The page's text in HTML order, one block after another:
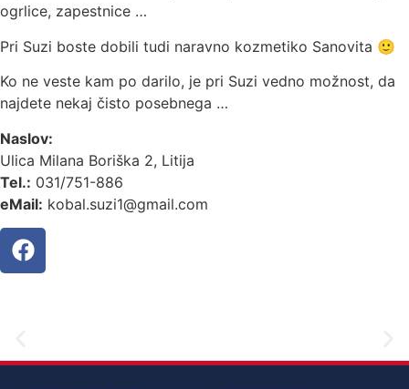
ogrlice, zapestnice …
Pri Suzi boste dobili tudi naravno kozmetiko Sanovita 🙂
Ko ne veste kam po darilo, je pri Suzi vedno možnost, da
najdete nekaj čisto posebnega …
Naslov:
Ulica Milana Boriška 2, Litija
Tel.: 031/751-886
eMail: kobal.suzi1@gmail.com